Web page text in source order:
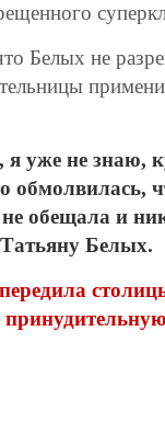
Белых не
я уже не знаю,
обмолвилась,
не обещала и
Белых.